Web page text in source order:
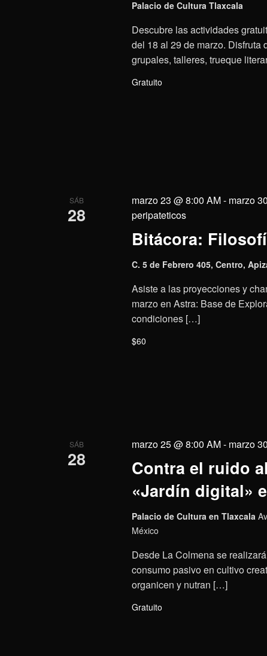
Palacio de Cultura Tlaxcala
Descubre las actividades
del 18 al 29 de marzo. Disfruta
grupales, talleres, trueque
Gratuito
SÁB
28
Bitácora:
marzo 23 @ 8:00 AM- marzo
peripateticos
C. 5 de Febrero 405, Centro,
Asiste a las proyecciones y
marzo en Astra: Base de
condiciones […]
$60
SÁB
28
Contra el ruido
«Jardín digital»
marzo 25 @ 8:00 AM- marzo
Palacio de Cultura en Tlaxcala
México
Desde La Colmena se
consumo pasivo en cultivo
organicen y nutran […]
Gratuito